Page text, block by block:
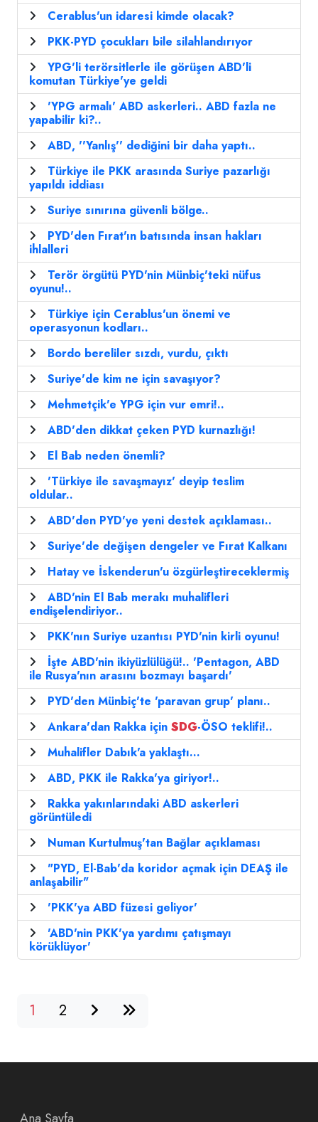
Cerablus'un idaresi kimde olacak?
PKK-PYD çocukları bile silahlandırıyor
YPG'li terörsitlerle ile görüşen ABD'li
komutan Türkiye'ye geldi
'YPG armalı' ABD askerleri.. ABD fazla ne
yapabilir ki?..
ABD, ''Yanlış'' dediğini bir daha yaptı..
Türkiye ile PKK arasında Suriye pazarlığı
yapıldı iddiası
Suriye sınırına güvenli bölge..
PYD'den Fırat'ın batısında insan hakları
ihlalleri
Terör örgütü PYD'nin Münbiç'teki nüfus
oyunu!..
Türkiye için Cerablus'un önemi ve
operasyonun kodları..
Bordo bereliler sızdı, vurdu, çıktı
Suriye'de kim ne için savaşıyor?
Mehmetçik'e YPG için vur emri!..
ABD'den dikkat çeken PYD kurnazlığı!
El Bab neden önemli?
'Türkiye ile savaşmayız' deyip teslim
oldular..
ABD'den PYD'ye yeni destek açıklaması..
Suriye'de değişen dengeler ve Fırat Kalkanı
Hatay ve İskenderun'u özgürleştireceklermiş
ABD'nin El Bab merakı muhalifleri
endişelendiriyor..
PKK'nın Suriye uzantısı PYD'nin kirli oyunu!
İşte ABD'nin ikiyüzlülüğü!.. 'Pentagon, ABD
ile Rusya'nın arasını bozmayı başardı'
PYD'den Münbiç'te 'paravan grup' planı..
Ankara'dan Rakka için SDG-ÖSO teklifi!..
Muhalifler Dabık'a yaklaştı...
ABD, PKK ile Rakka'ya giriyor!..
Rakka yakınlarındaki ABD askerleri
görüntüledi
Numan Kurtulmuş'tan Bağlar açıklaması
"PYD, El-Bab'da koridor açmak için DEAŞ ile
anlaşabilir"
'PKK'ya ABD füzesi geliyor'
'ABD'nin PKK'ya yardımı çatışmayı
körüklüyor'
1 2